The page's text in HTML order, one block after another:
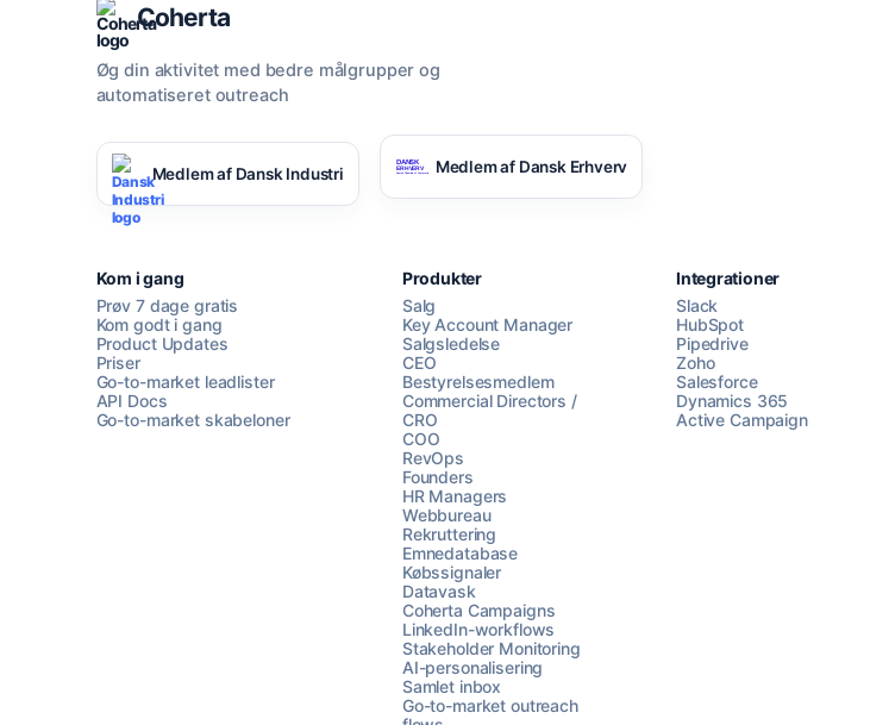
Coherta
Øg din aktivitet med bedre målgrupper og
automatiseret outreach
Medlem af Dansk Industri Medlem af Dansk Erhverv
Kom i gang
Prøv 7 dage gratis
Kom godt i gang
Product Updates
Priser
Go-to-market leadlister
API Docs
Go-to-market skabeloner
Produkter
Salg
Key Account Manager
Salgsledelse
CEO
Bestyrelsesmedlem
Commercial Directors /
CRO
COO
RevOps
Founders
HR Managers
Webbureau
Rekruttering
Emnedatabase
Købssignaler
Datavask
Coherta Campaigns
LinkedIn-workflows
Stakeholder Monitoring
AI-personalisering
Samlet inbox
Go-to-market outreach
Integrationer
Slack
HubSpot
Pipedrive
Zoho
Salesforce
Dynamics 365
Active Campaign